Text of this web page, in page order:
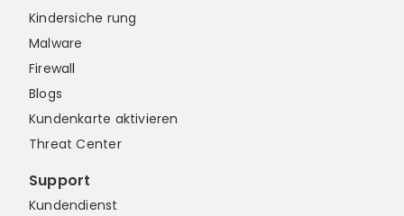
Kindersiche rung
Malware
Firewall
Blogs
Kundenkarte aktivieren
Threat Center
Support
Kundendienst